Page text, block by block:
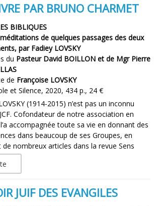
PAR BRUNO CHARMET
BIBLIQUES
de quelques passages des deux
par Fadiey LOVSKY
du Pasteur David BOILLON et de Mgr Pierre
de Françoise LOVSKY
et Silence, 2020, 434 p., 24 €
(1914-2015) n’est pas un inconnu
Cofondateur de notre association en
accompagnée toute sa vie en donnant des
dans beaucoup de ses Groupes, en
de nombreux articles dans la revue Sens
JUIF DES EVANGILES